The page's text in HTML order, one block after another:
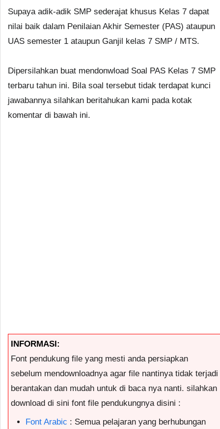
Supaya adik-adik SMP sederajat khusus Kelas 7 dapat
nilai baik dalam Penilaian Akhir Semester (PAS) ataupun
UAS semester 1 ataupun Ganjil kelas 7 SMP / MTS.
Dipersilahkan buat mendonwload Soal PAS Kelas 7 SMP
terbaru tahun ini. Bila soal tersebut tidak terdapat kunci
jawabannya silahkan beritahukan kami pada kotak
komentar di bawah ini.
INFORMASI:
Font pendukung file yang mesti anda persiapkan
sebelum mendownloadnya agar file nantinya tidak terjadi
berantakan dan mudah untuk di baca nya nanti. silahkan
download di sini font file pendukungnya disini :
Font Arabic : Semua pelajaran yang berhubungan